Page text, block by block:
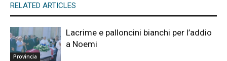
RELATED ARTICLES
Provincia
Lacrime e palloncini bianchi per l’addio
a Noemi